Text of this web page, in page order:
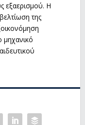
εξαερισμού. Η
της
μηχανικό